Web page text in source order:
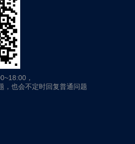
，
，也会不定时回复普通问题